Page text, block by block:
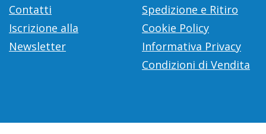
Contatti
Iscrizione alla
Newsletter
Spedizione e Ritiro
Cookie Policy
Informativa Privacy
Condizioni di Vendita